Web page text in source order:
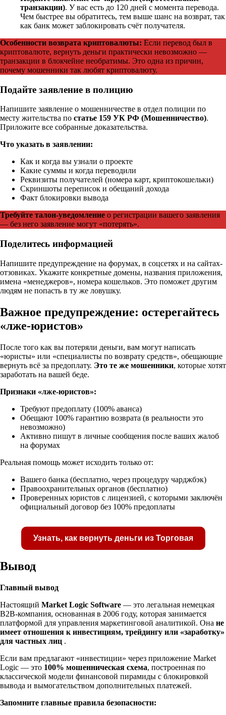
транзакции). У вас есть до 120 дней с момента перевода.
Чем быстрее вы обратитесь, тем выше шанс на возврат, так
как банк может заблокировать счёт получателя.
Особенности возврата криптовалюты: Если перевод был в
криптовалюте, вернуть деньги практически невозможно —
транзакции в блокчейне необратимы. Это одна из причин,
почему мошенники так любят криптовалюту.
Подайте заявление в полицию
Напишите заявление о мошенничестве в отдел полиции по
месту жительства по статье 159 УК РФ (Мошенничество).
Приложите все собранные доказательства.
Что указать в заявлении:
Как и когда вы узнали о проекте
Какие суммы и когда переводили
Реквизиты получателей (номера карт, криптокошельки)
Скриншоты переписок и обещаний дохода
Факт блокировки вывода
Требуйте талон-уведомление о регистрации вашего заявления
— без него заявление могут «потерять».
Поделитесь информацией
Напишите предупреждение на форумах, в соцсетях и на сайтах-
отзовиках. Укажите конкретные домены, названия приложения,
имена «менеджеров», номера кошельков. Это поможет другим
людям не попасть в ту же ловушку.
Важное предупреждение: остерегайтесь
«лже-юристов»
После того как вы потеряли деньги, вам могут написать
«юристы» или «специалисты по возврату средств», обещающие
вернуть всё за предоплату. Это те же мошенники, которые хотят
заработать на вашей беде.
Признаки «лже-юристов»:
Требуют предоплату (100% аванса)
Обещают 100% гарантию возврата (в реальности это
невозможно)
Активно пишут в личные сообщения после ваших жалоб
на форумах
Реальная помощь может исходить только от:
Вашего банка (бесплатно, через процедуру чарджбэк)
Правоохранительных органов (бесплатно)
Проверенных юристов с лицензией, с которыми заключён
официальный договор без 100% предоплаты
Узнать, как вернуть деньги из Торговая
Получите бесплатную консультацию по
средств
Форма для пострадавших инвесторов
Вывод
Главный вывод
Настоящий Market Logic Software — это легальная немецкая
B2B-компания, основанная в 2006 году, которая занимается
платформой для управления маркетинговой аналитикой. Она не
имеет отношения к инвестициям, трейдингу или «заработку»
для частных лиц .
Если вам предлагают «инвестиции» через приложение Market
Logic — это 100% мошенническая схема, построенная по
классической модели финансовой пирамиды с блокировкой
вывода и вымогательством дополнительных платежей.
Запомните главные правила безопасности: